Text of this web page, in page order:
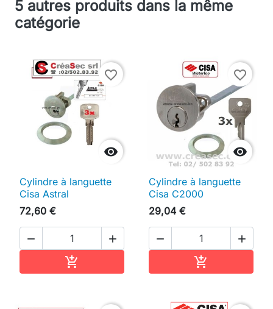
5 autres produits dans la même
catégorie

favorite_border
Cylindre à languette
Cisa Astral
72,60 €
 


favorite_border
Cylindre à languette
Cisa C2000
29,04 €
 
